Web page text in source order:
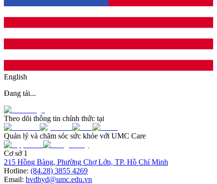
English
Đang tải...
Theo dõi thông tin chính thức tại
Quản lý và chăm sóc sức khỏe với UMC Care
Cơ sở 1
215 Hồng Bàng, Phường Chợ Lớn, TP. Hồ Chí Minh
Hotline: (84.28) 3855 4269
Email: bvdhyd@umc.edu.vn